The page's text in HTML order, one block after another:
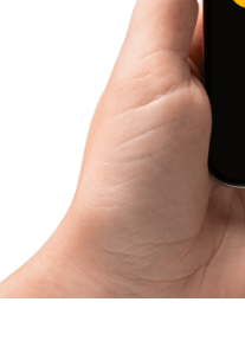
Teques
bolsillo
usuarios